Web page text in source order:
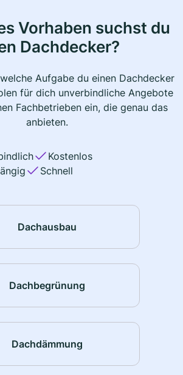
Vorhaben suchst du
Dachdecker?
Aufgabe du einen Dachdecker
für dich unverbindliche Angebote
Fachbetrieben ein, die genau das
anbieten.
Kostenlos
Schnell
Dachausbau
Dachbegrünung
Dachdämmung